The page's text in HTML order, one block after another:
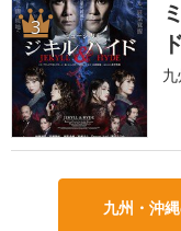
3
九州・沖